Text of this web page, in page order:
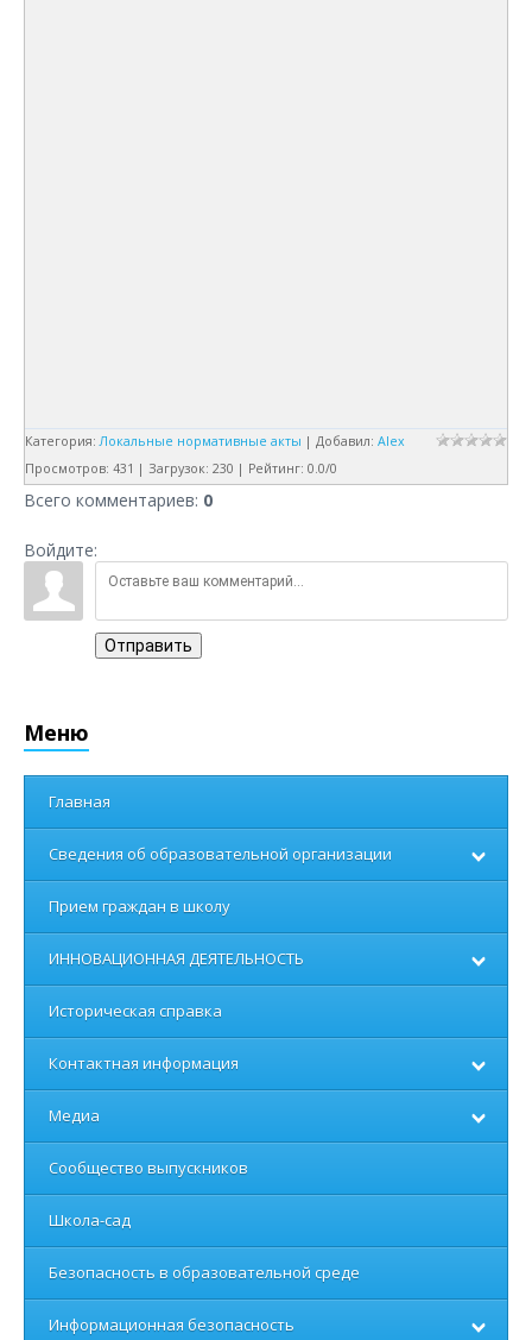
Категория: Локальные нормативные акты | Добавил: Alex
Просмотров: 431 | Загрузок: 230 | Рейтинг: 0.0/0
Всего комментариев: 0
Войдите:
Отправить
Меню
Главная
Сведения об образовательной организации
Прием граждан в школу
ИННОВАЦИОННАЯ ДЕЯТЕЛЬНОСТЬ
Историческая справка
Контактная информация
Медиа
Сообщество выпускников
Школа-сад
Безопасность в образовательной среде
Информационная безопасность